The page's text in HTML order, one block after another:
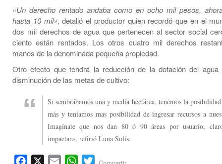
«Un derecho rentado andaba como en ocho mil pesos,
hasta 10 mil», detalló el productor quien recordó que en el
dos mil derechos de agua que pertenecen al sector social
ciento están rentados. Los otros cuatro mil derechos
manos de la denominada pequeña propiedad.
Otro efecto que tendrá la reducción de la dotación del
disminución de las metas de cultivo:
Si sembrábamos una y media hectárea, tenemos la
más y teníamos mas posibilidad de ingresar recursos a
Imagínate que nos dan 80 ó 90 áreas por usuario,
impactar», refirió Luna Solís.
Facebook Email WhatsApp
Twitter